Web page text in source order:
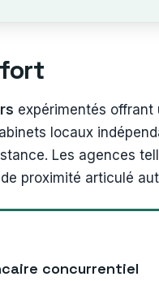
expérimentés offrant
locaux
Les agences
proximité articulé
concurrentiel